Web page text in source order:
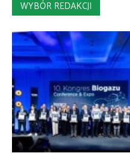
WYBÓR REDAKCJI